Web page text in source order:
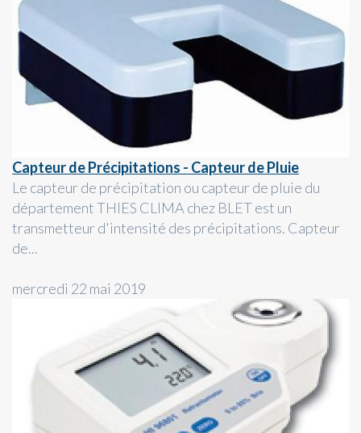
Capteur de Précipitations - Capteur de Pluie
Le capteur de précipitation ou capteur de pluie du
département THIES CLIMA chez BLET est un
transmetteur d'intensité des précipitations. Capteur
de...
mercredi 22 mai 2019